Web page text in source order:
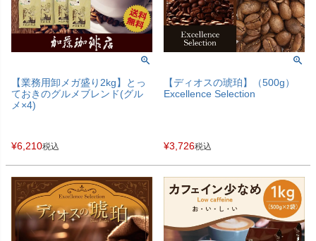
【業務用卸メガ盛り2kg】とっ
ておきのグルメブレンド(グル
メ×4)
¥6,210税込
【ディオスの琥珀】（500g）
Excellence Selection
¥3,726税込